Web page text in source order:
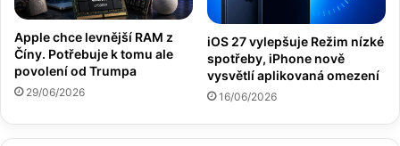
Apple chce levnější RAM z
Číny. Potřebuje k tomu ale
povolení od Trumpa
29/06/2026
iOS 27 vylepšuje Režim nízké
spotřeby, iPhone nově
vysvětlí aplikovaná omezení
16/06/2026